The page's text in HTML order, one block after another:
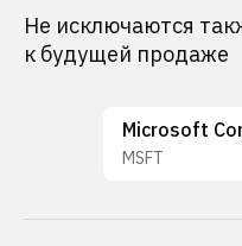
Не исключаются
к будущей продаже
Microsoft
MSFT